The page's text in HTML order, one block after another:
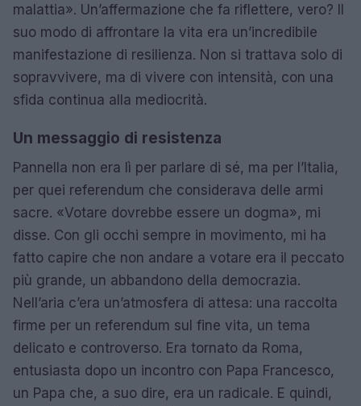
malattia». Un’affermazione che fa riflettere, vero? Il
suo modo di affrontare la vita era un’incredibile
manifestazione di resilienza. Non si trattava solo di
sopravvivere, ma di vivere con intensità, con una
sfida continua alla mediocrità.
Un messaggio di resistenza
Pannella non era lì per parlare di sé, ma per l’Italia,
per quei referendum che considerava delle armi
sacre. «Votare dovrebbe essere un dogma», mi
disse. Con gli occhi sempre in movimento, mi ha
fatto capire che non andare a votare era il peccato
più grande, un abbandono della democrazia.
Nell’aria c’era un’atmosfera di attesa: una raccolta
firme per un referendum sul fine vita, un tema
delicato e controverso. Era tornato da Roma,
entusiasta dopo un incontro con Papa Francesco,
un Papa che, a suo dire, era un radicale. E quindi,